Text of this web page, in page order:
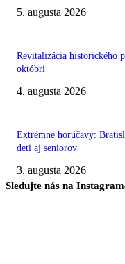
5. augusta 2026
Revitalizácia historického
októbri
4. augusta 2026
Extrémne horúčavy:
deti aj seniorov
3. augusta 2026
Sledujte nás na